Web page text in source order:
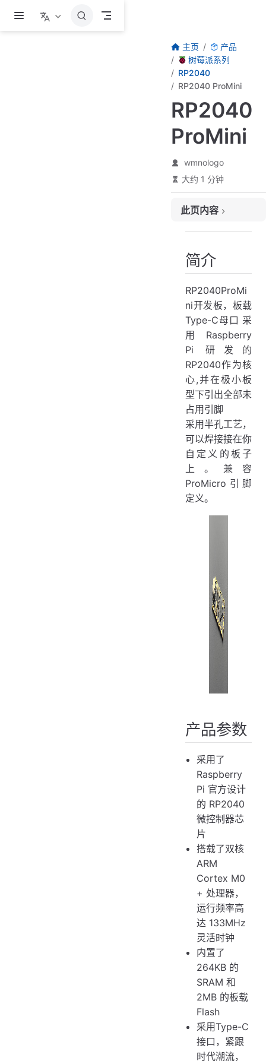
跳至主要內容
主页
产品
树莓派系列
RP2040
RP2040 ProMini
RP2040
ProMini
wmnologo
大约 1 分钟
此页内容
简介
引脚分布
学习资料
疑难解答
购买链接
简介
RP2040ProMi
ni开发板，板载
Type-C母口 采
用 Raspberry
Pi 研发的
RP2040作为核
心,并在极小板
型下引出全部未
占用引脚
采用半孔工艺，
可以焊接接在你
自定义的板子
上。兼容
ProMicro引脚
定义。
产品参数
采用了
Raspberry
Pi 官方设计
的 RP2040
微控制器芯
片
搭载了双核
ARM
Cortex M0
+ 处理器，
运行频率高
达 133MHz
灵活时钟
内置了
264KB 的
SRAM 和
2MB 的板载
Flash
采用Type-C
接口，紧跟
时代潮流，